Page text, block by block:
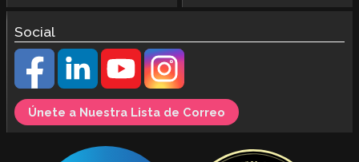
Social
Únete a Nuestra Lista de Correo